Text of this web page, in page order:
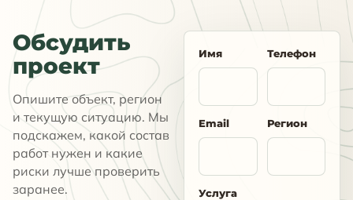
Обсудить
проект
Опишите объект, регион
и текущую ситуацию. Мы
подскажем, какой состав
работ нужен и какие
риски лучше проверить
заранее.
Имя Телефон
Email Регион
Услуга